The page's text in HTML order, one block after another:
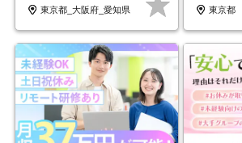
東京都_大阪府_愛知県
東京都